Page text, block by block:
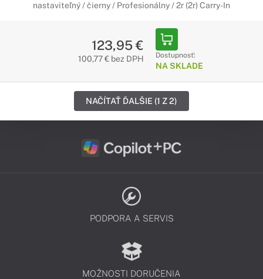
nastaviteľný / čierny / Profesionálny / 2r (2r) Carry-In
123,95 €
100,77 € bez DPH Dostupnosť:
NA SKLADE
NAČÍTAŤ ĎALŠIE (1 Z 2)
PODPORA A SERVIS
MOŽNOSTI DORUČENIA